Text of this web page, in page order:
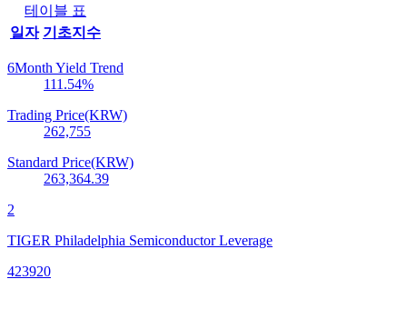
테이블 표
일자 기초지수
6Month Yield Trend
111.54%
Trading Price(KRW)
262,755
Standard Price(KRW)
263,364.39
2
TIGER Philadelphia Semiconductor Leverage
423920